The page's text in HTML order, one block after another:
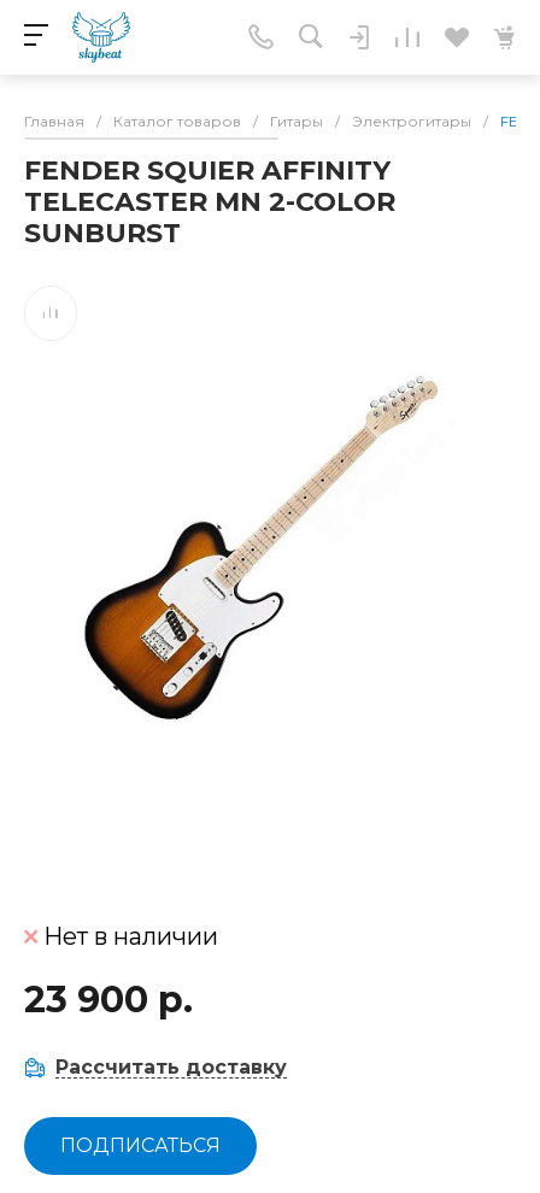
Главная / Каталог товаров / Гитары / Электрогитары /
FENDER SQUIER AFFINITY
TELECASTER MN 2-COLOR
SUNBURST
Нет в наличии
23 900 р.
Рассчитать доставку
ПОДПИСАТЬСЯ